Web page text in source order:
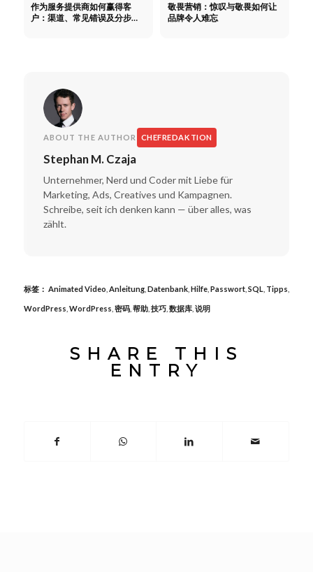
作为服务提供商如何赢得客
户：渠道、常见错误及分步指
敬畏营销：惊叹与敬畏如何让
品牌令人难忘
ABOUT THE AUTHOR CHEFREDAKTION
Stephan M. Czaja
Unternehmer, Nerd und Coder mit Liebe für
Marketing, Ads, Creatives und Kampagnen.
Schreibe, seit ich denken kann — über alles, was
zählt.
标签： Animated Video Anleitung, Datenbank, Hilfe, Passwort, SQL Tipps
WordPress WordPress 密码, 帮助, 技巧, 数据库, 说明
SHARE THIS
ENTRY